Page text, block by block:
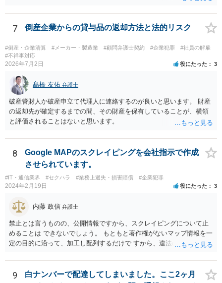
が考えられます。 成婚料について: 円満な解決を優先する観点から、
経営判断として返金に応じる意向であることを伝える（ただし、法的
には上記の裁判例のように、貴社に返金義務は無いと判断される可能
性が高いと思われます。）。 指輪代金について: 前述の通り、男性会
ないことを、法的根拠と共に冷静に主張する。 「刑事訴訟」との主張
に対して: 本件は、契約の履行や返金を巡る民事上の紛争であり、貴社
があったとは考えにくく、刑事事件として立件される可能性は極めて
低いと思われます。 3. 警察からの連絡について 警察は「民事不介
入」を原則としており、契約トラブルなどの個人間の紛争に介入する
ことはありません。しかし、事件性があるかどうかを判断するため
に、関係者から事情を聴くことがあります。その場合には誠実な事実
という点について、破産する親会社から子会社に対して何らかの請求
の余地があるかもしれませんので、裁判所（破産管財人）に具体的な
状況を説明しておくべきだと思います。 上記に関しては、相談者様か
ら破産を依頼している申立代理人に説明し、申立代理人から裁判所
（破産管財人）に説明してもらうのが通常の流れです。 申立代理人は
先代社長と関係があるとのことですが、すくなくとも相談者様から申
立代理人にしっかりと伝えて、申立代理人がどう対応するのか確認し
ておいたほうがいいと思います。
7 倒産企業からの貸与品の返却方法と法的リスク
#倒産・企業清算 #メーカー・製造業 #顧問弁護士契約 #企業犯罪
#社員の解雇
#不祥事対応
2026年7月2日 役にたった 3
髙橋 友佑 弁護士
破産管財人か破産申立て代理人に連絡するのが良いと思います。 財産
の返却先が確定するまでの間、その財産を保有していることが、横領
と評価されることはないと思います。
8
Google MAPのスクレイピングを会社指示で作成
させられています。
#IT・通信業界 #セクハラ #業務上過失・損害賠償 #企業犯罪
2024年2月19日 役にたった 3
内藤 政信 弁護士
禁止とは言うものの、公開情報ですから、スクレイピングについて止
めることは できないでしょう。 もともと著作権がないマップ情報を一
定の目的に沿って、加工し配列するだけで すから、違法の問題は生じ
した会社ですね。（私見）
9
白ナンバーで配達してしまいました。ここ2ヶ月